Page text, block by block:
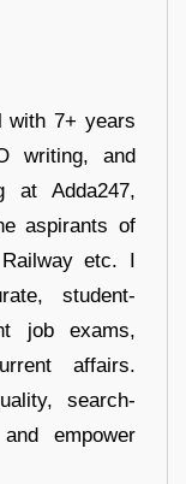
with 7+ years
writing, and
at Adda247,
aspirants of
etc. I
student-
job exams,
affairs.
search-
empower